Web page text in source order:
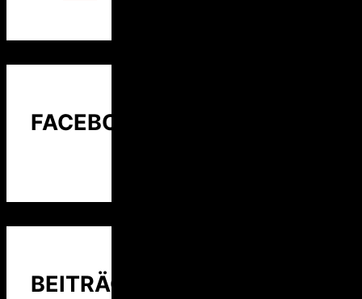
FACEBOOK
BEITRÄGE